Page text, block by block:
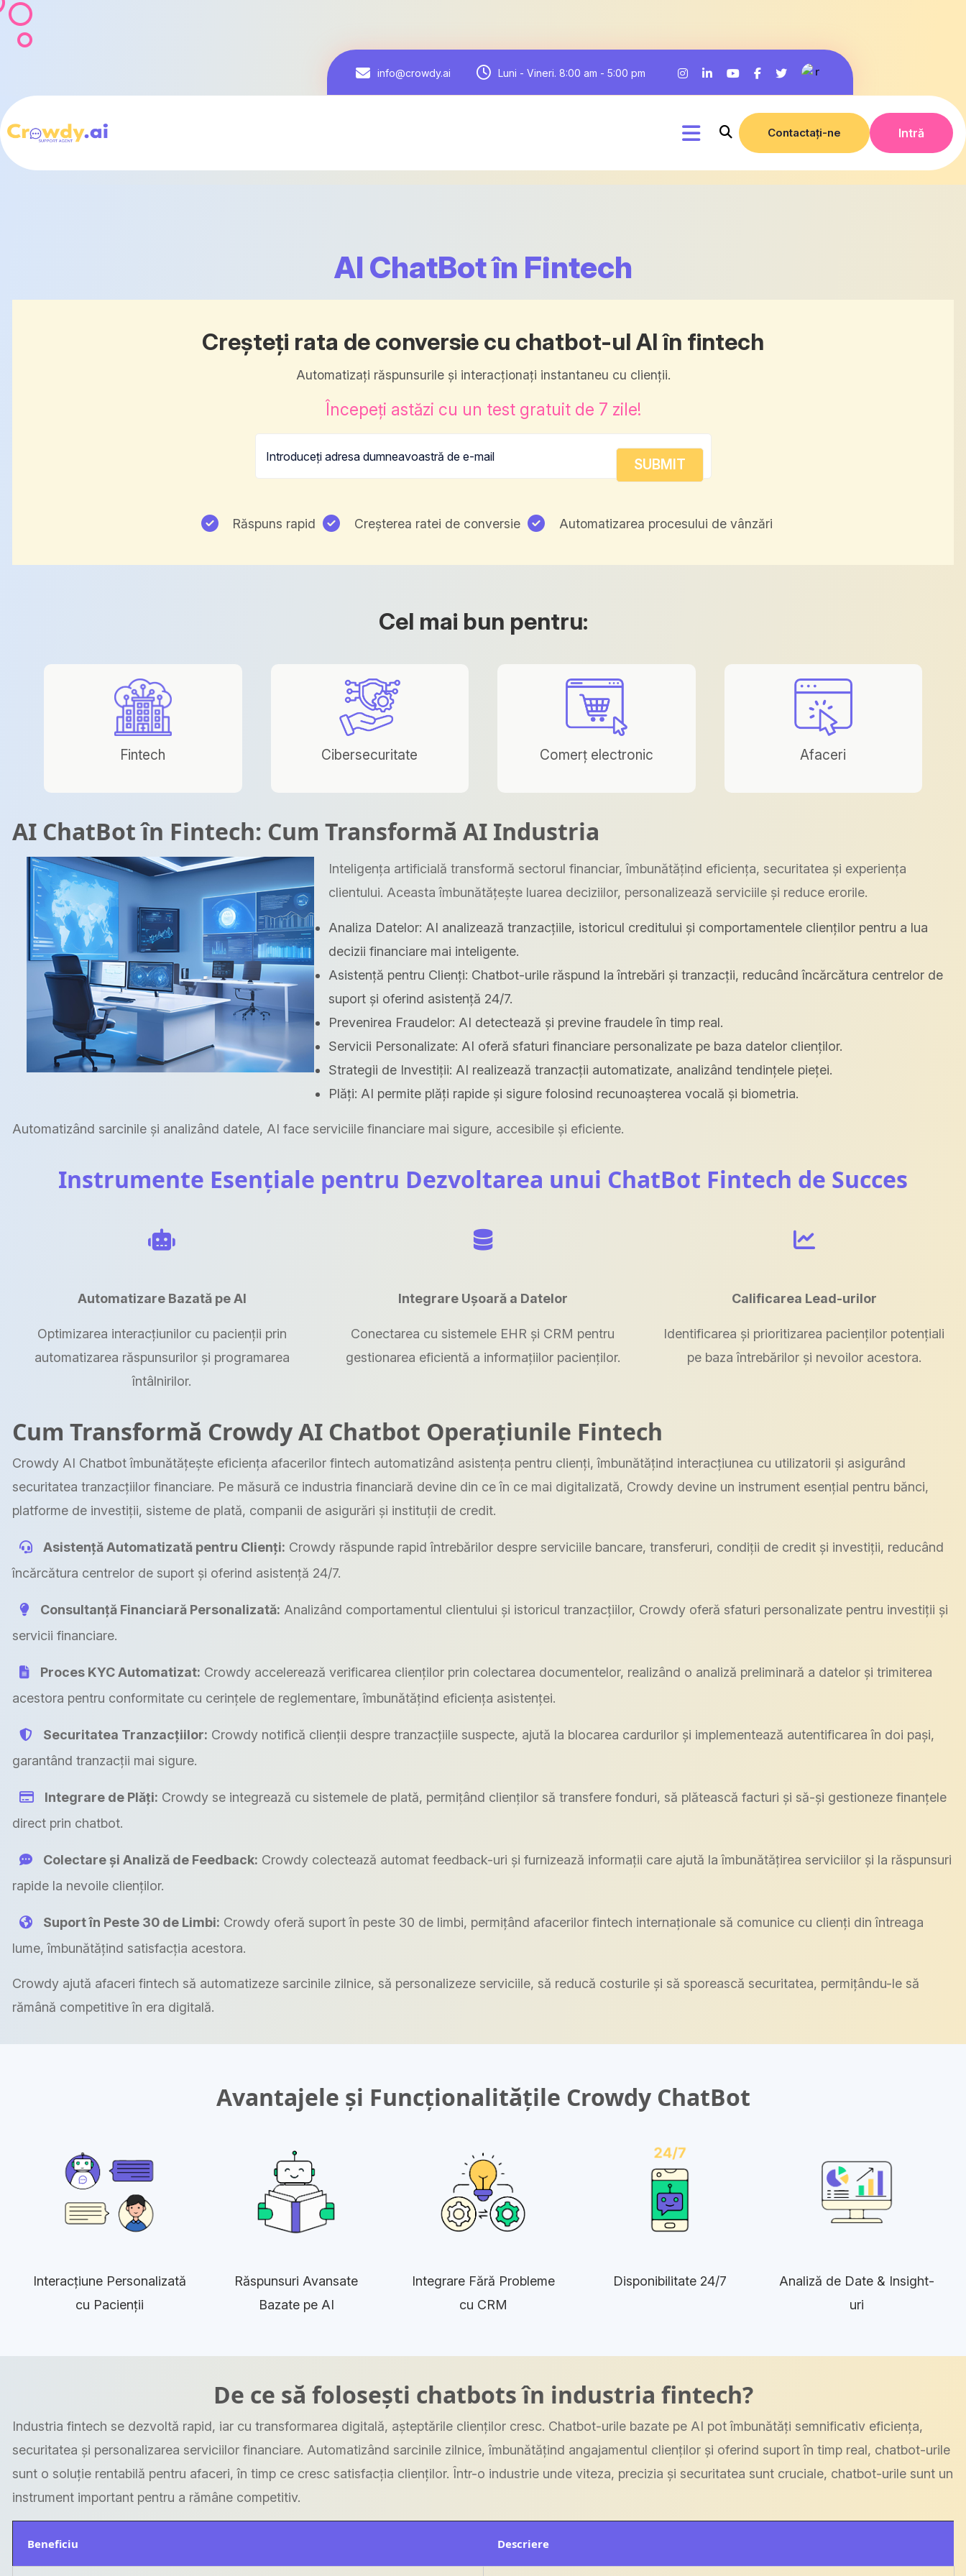
info@crowdy.ai Luni - Vineri. 8:00 am - 5:00 pm
Contactați-ne Intră
AI ChatBot în Fintech
Creșteți rata de conversie cu chatbot-ul AI în fintech
Automatizați răspunsurile și interacționați instantaneu cu clienții.
Începeți astăzi cu un test gratuit de 7 zile!
Răspuns rapid Creșterea ratei de conversie Automatizarea procesului de vânzări
Cel mai bun pentru:
Fintech Cibersecuritate Comerț electronic Afaceri
AI ChatBot în Fintech: Cum Transformă AI Industria
Inteligența artificială transformă sectorul financiar, îmbunătățind eficiența, securitatea și experiența
clientului. Aceasta îmbunătățește luarea deciziilor, personalizează serviciile și reduce erorile.
Analiza Datelor: AI analizează tranzacțiile, istoricul creditului și comportamentele clienților pentru a lua
decizii financiare mai inteligente.
Asistență pentru Clienți: Chatbot-urile răspund la întrebări și tranzacții, reducând încărcătura centrelor de
suport și oferind asistență 24/7.
Prevenirea Fraudelor: AI detectează și previne fraudele în timp real.
Servicii Personalizate: AI oferă sfaturi financiare personalizate pe baza datelor clienților.
Strategii de Investiții: AI realizează tranzacții automatizate, analizând tendințele pieței.
Plăți: AI permite plăți rapide și sigure folosind recunoașterea vocală și biometria.
Automatizând sarcinile și analizând datele, AI face serviciile financiare mai sigure, accesibile și eficiente.
Instrumente Esențiale pentru Dezvoltarea unui ChatBot Fintech de Succes
Automatizare Bazată pe AI
Optimizarea interacțiunilor cu pacienții prin
automatizarea răspunsurilor și programarea
întâlnirilor.
Integrare Ușoară a Datelor
Conectarea cu sistemele EHR și CRM pentru
gestionarea eficientă a informațiilor pacienților.
Calificarea Lead-urilor
Identificarea și prioritizarea pacienților potențiali
pe baza întrebărilor și nevoilor acestora.
Cum Transformă Crowdy AI Chatbot Operațiunile Fintech
Crowdy AI Chatbot îmbunătățește eficiența afacerilor fintech automatizând asistența pentru clienți, îmbunătățind interacțiunea cu utilizatorii și asigurând
securitatea tranzacțiilor financiare. Pe măsură ce industria financiară devine din ce în ce mai digitalizată, Crowdy devine un instrument esențial pentru bănci,
platforme de investiții, sisteme de plată, companii de asigurări și instituții de credit.
Asistență Automatizată pentru Clienți: Crowdy răspunde rapid întrebărilor despre serviciile bancare, transferuri, condiții de credit și investiții, reducând
încărcătura centrelor de suport și oferind asistență 24/7.
Consultanță Financiară Personalizată: Analizând comportamentul clientului și istoricul tranzacțiilor, Crowdy oferă sfaturi personalizate pentru investiții și
servicii financiare.
Proces KYC Automatizat: Crowdy accelerează verificarea clienților prin colectarea documentelor, realizând o analiză preliminară a datelor și trimiterea
acestora pentru conformitate cu cerințele de reglementare, îmbunătățind eficiența asistenței.
Securitatea Tranzacțiilor: Crowdy notifică clienții despre tranzacțiile suspecte, ajută la blocarea cardurilor și implementează autentificarea în doi pași,
garantând tranzacții mai sigure.
Integrare de Plăți: Crowdy se integrează cu sistemele de plată, permițând clienților să transfere fonduri, să plătească facturi și să-și gestioneze finanțele
direct prin chatbot.
Colectare și Analiză de Feedback: Crowdy colectează automat feedback-uri și furnizează informații care ajută la îmbunătățirea serviciilor și la răspunsuri
rapide la nevoile clienților.
Suport în Peste 30 de Limbi: Crowdy oferă suport în peste 30 de limbi, permițând afacerilor fintech internaționale să comunice cu clienți din întreaga
lume, îmbunătățind satisfacția acestora.
Crowdy ajută afaceri fintech să automatizeze sarcinile zilnice, să personalizeze serviciile, să reducă costurile și să sporească securitatea, permițându-le să
rămână competitive în era digitală.
Avantajele și Funcționalitățile Crowdy ChatBot
Interacțiune Personalizată
cu Pacienții
Răspunsuri Avansate
Bazate pe AI
Integrare Fără Probleme
cu CRM
Disponibilitate 24/7
Analiză de Date & Insight-
uri
De ce să folosești chatbots în industria fintech?
Industria fintech se dezvoltă rapid, iar cu transformarea digitală, așteptările clienților cresc. Chatbot-urile bazate pe AI pot îmbunătăți semnificativ eficiența,
securitatea și personalizarea serviciilor financiare. Automatizând sarcinile zilnice, îmbunătățind angajamentul clienților și oferind suport în timp real, chatbot-urile
sunt o soluție rentabilă pentru afaceri, în timp ce cresc satisfacția clienților. Într-o industrie unde viteza, precizia și securitatea sunt cruciale, chatbot-urile sunt un
instrument important pentru a rămâne competitiv.
Beneficiu Descriere